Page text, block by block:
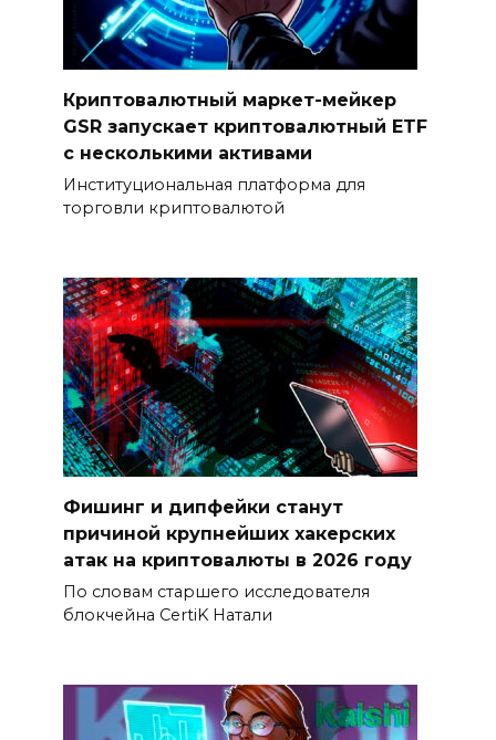
Криптовалютный маркет-мейкер
GSR запускает криптовалютный ETF
с несколькими активами
Институциональная платформа для
торговли криптовалютой
Фишинг и дипфейки станут
причиной крупнейших хакерских
атак на криптовалюты в 2026 году
По словам старшего исследователя
блокчейна CertiK Натали